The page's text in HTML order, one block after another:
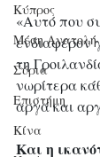
Κύπρος
Μέση Ανατολή
Σύρια
Επιστήμη
Kίνα
«Αυτό που
ενδιαφέρον
τη
νωρίτερα
αργά και
Και η